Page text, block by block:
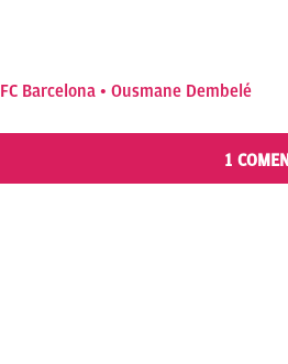
FC Barcelona Ousmane Dembelé
1